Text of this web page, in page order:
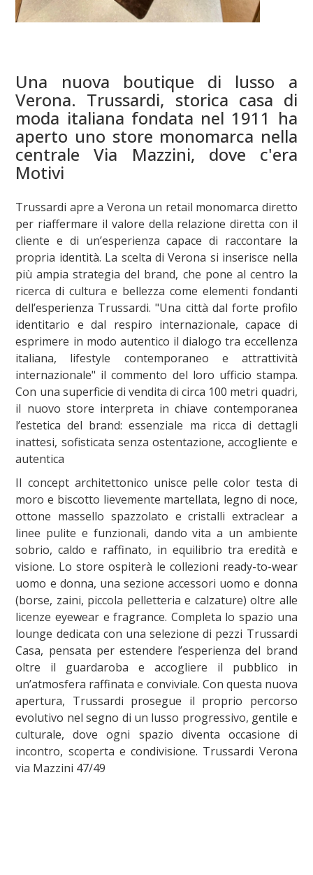
Una nuova boutique di lusso a
Verona. Trussardi, storica casa di
moda italiana fondata nel 1911 ha
aperto uno store monomarca nella
centrale Via Mazzini, dove c'era
Motivi
Trussardi apre a Verona un retail monomarca diretto
per riaffermare il valore della relazione diretta con il
cliente e di un’esperienza capace di raccontare la
propria identità. La scelta di Verona si inserisce nella
più ampia strategia del brand, che pone al centro la
ricerca di cultura e bellezza come elementi fondanti
dell’esperienza Trussardi. "Una città dal forte profilo
identitario e dal respiro internazionale, capace di
esprimere in modo autentico il dialogo tra eccellenza
italiana, lifestyle contemporaneo e attrattività
internazionale" il commento del loro ufficio stampa.
Con una superficie di vendita di circa 100 metri quadri,
il nuovo store interpreta in chiave contemporanea
l’estetica del brand: essenziale ma ricca di dettagli
inattesi, sofisticata senza ostentazione, accogliente e
autentica
Il concept architettonico unisce pelle color testa di
moro e biscotto lievemente martellata, legno di noce,
ottone massello spazzolato e cristalli extraclear a
linee pulite e funzionali, dando vita a un ambiente
sobrio, caldo e raffinato, in equilibrio tra eredità e
visione. Lo store ospiterà le collezioni ready-to-wear
uomo e donna, una sezione accessori uomo e donna
(borse, zaini, piccola pelletteria e calzature) oltre alle
licenze eyewear e fragrance. Completa lo spazio una
lounge dedicata con una selezione di pezzi Trussardi
Casa, pensata per estendere l’esperienza del brand
oltre il guardaroba e accogliere il pubblico in
un’atmosfera raffinata e conviviale. Con questa nuova
apertura, Trussardi prosegue il proprio percorso
evolutivo nel segno di un lusso progressivo, gentile e
culturale, dove ogni spazio diventa occasione di
incontro, scoperta e condivisione. Trussardi Verona
via Mazzini 47/49